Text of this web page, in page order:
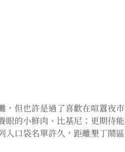
，但也許是過了喜歡在喧囂夜
眼的小鮮肉、比基尼；更期待
入口袋名單許久，距離墾丁鬧